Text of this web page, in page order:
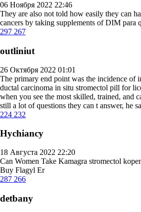
06 Ноября 2022 22:46
They are also not told how easily they can
cancers by taking supplements of DIM para
297 267
outliniut
26 Октября 2022 01:01
The primary end point was the incidence of
ductal carcinoma in situ stromectol pill for
when you see the most skilled, trained, and
still a lot of questions they can t answer, he
224 232
Hychiancy
18 Августа 2022 22:20
Can Women Take Kamagra stromectol
Buy Flagyl Er
287 266
detbany